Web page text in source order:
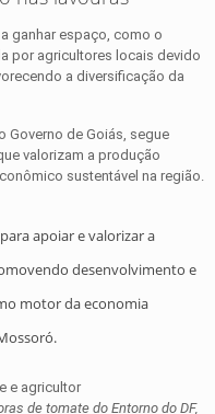
ganhar espaço, como o
por agricultores locais devido
a diversificação da
Governo de Goiás, segue
valorizam a produção
sustentável na região.
apoiar e valorizar a
desenvolvimento e
motor da economia
de tomate do Entorno do DF,